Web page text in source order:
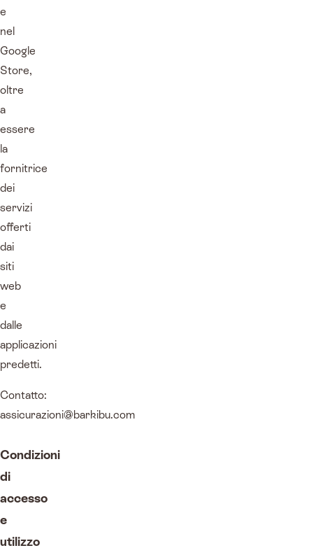
e
nel
Google
Store,
oltre
a
essere
la
fornitrice
dei
servizi
offerti
dai
siti
web
e
dalle
applicazioni
predetti.
Contatto:
assicurazioni@barkibu.com
Condizioni
di
accesso
e
utilizzo